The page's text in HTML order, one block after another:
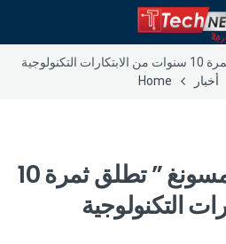
Galaxy S10 سامسونغ ” تطلق ثمرة 10 سنوات من الابتكارات التكنولوجية
أخبار Home
Galaxy S10 سامسونغ ” تطلق ثمرة 10
التكنولوجية